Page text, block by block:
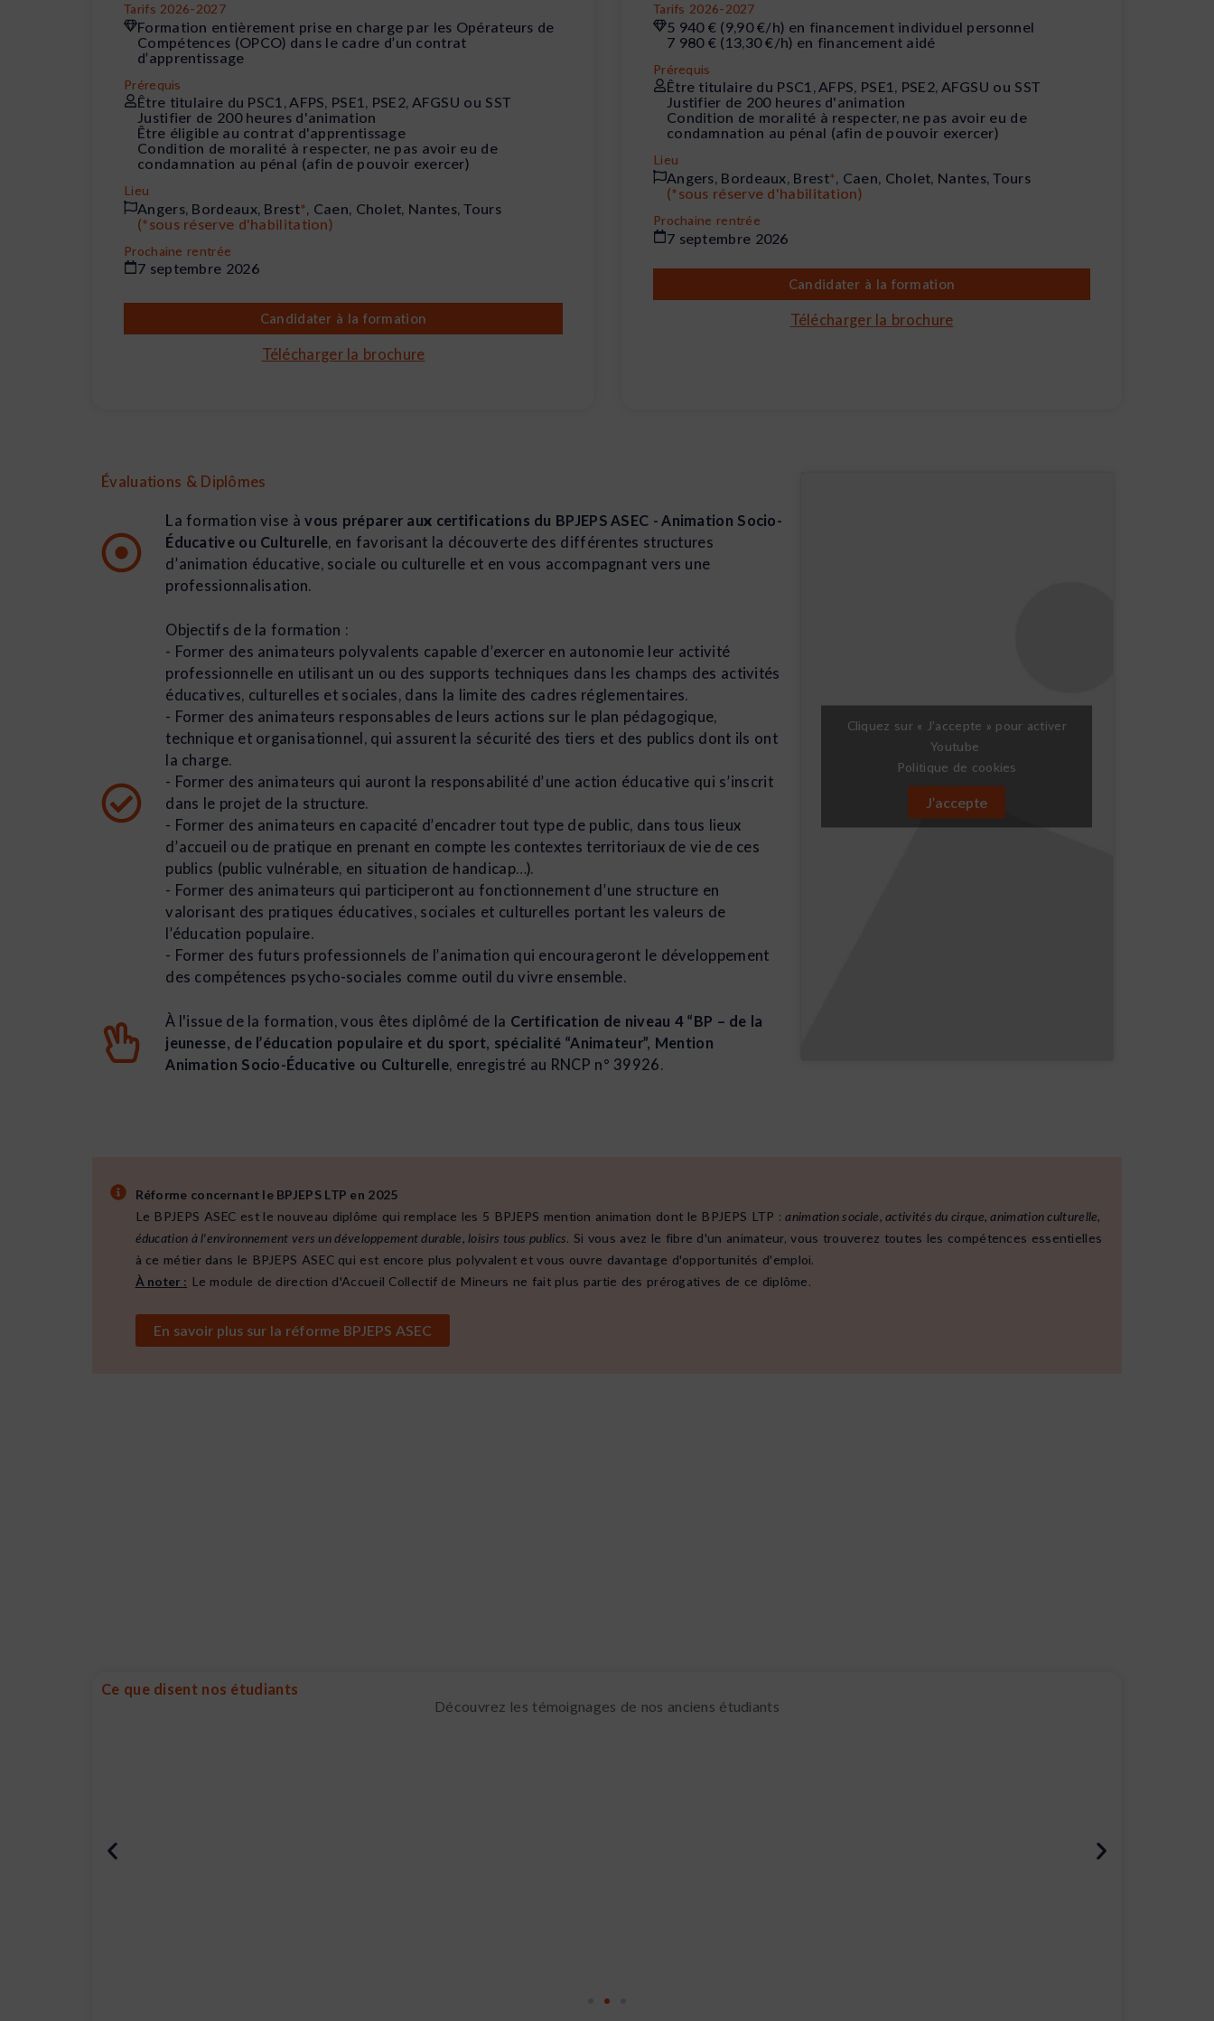
Tarifs 2026-2027
Formation entièrement prise en charge par les Opérateurs de
Compétences (OPCO) dans le cadre d’un contrat
d’apprentissage
Prérequis
Être titulaire du PSC1, AFPS, PSE1, PSE2, AFGSU ou SST
Justifier de 200 heures d'animation
Être éligible au contrat d'apprentissage
Condition de moralité à respecter, ne pas avoir eu de
condamnation au pénal (afin de pouvoir exercer)
Lieu
Angers, Bordeaux, Brest* , Caen, Cholet, Nantes, Tours
(*sous réserve d'habilitation)
Prochaine rentrée
7 septembre 2026
Candidater à la formation
Télécharger la brochure
Tarifs 2026-2027
5 940 € (9,90 €/h) en financement individuel personnel
7 980 € (13,30 €/h) en financement aidé
Prérequis
Être titulaire du PSC1, AFPS, PSE1, PSE2, AFGSU ou SST
Justifier de 200 heures d'animation
Condition de moralité à respecter, ne pas avoir eu de
condamnation au pénal (afin de pouvoir exercer)
Lieu
Angers, Bordeaux, Brest* , Caen, Cholet, Nantes, Tours
(*sous réserve d'habilitation)
Prochaine rentrée
7 septembre 2026
Candidater à la formation
Télécharger la brochure
Évaluations & Diplômes
La formation vise àvous préparer aux certifications du BPJEPS ASEC - Animation Socio-
Éducative ou Culturelle, en favorisant la découverte des différentes structures
d’animation éducative, sociale ou culturelle et en vous accompagnant vers une
professionnalisation.
Objectifs de la formation :
- Former des animateurs polyvalents capable d’exercer en autonomie leur activité
professionnelle en utilisant un ou des supports techniques dans les champs des activités
éducatives, culturelles et sociales, dans la limite des cadres réglementaires.
- Former des animateurs responsables de leurs actions sur le plan pédagogique,
technique et organisationnel, qui assurent la sécurité des tiers et des publics dont ils ont
la charge.
- Former des animateurs qui auront la responsabilité d’une action éducative qui s’inscrit
dans le projet de la structure.
- Former des animateurs en capacité d’encadrer tout type de public, dans tous lieux
d’accueil ou de pratique en prenant en compte les contextes territoriaux de vie de ces
publics (public vulnérable, en situation de handicap…).
- Former des animateurs qui participeront au fonctionnement d’une structure en
valorisant des pratiques éducatives, sociales et culturelles portant les valeurs de
l’éducation populaire.
- Former des futurs professionnels de l’animation qui encourageront le développement
des compétences psycho-sociales comme outil du vivre ensemble.
À l'issue de la formation, vous êtes diplômé de la Certification de niveau 4 “BP – de la
jeunesse, de l’éducation populaire et du sport, spécialité “Animateur”, Mention
Animation Socio-Éducative ou Culturelle, enregistré au RNCP n° 39926.
Cliquez sur « J’accepte » pour activer
Youtube
Politique de cookies
J’accepte
Réforme concernant le BPJEPS LTP en 2025
Le BPJEPS ASEC est le nouveau diplôme qui remplace les 5 BPJEPS mention animation dont le BPJEPS LTP :animation sociale, activités du cirque, animation culturelle,
éducation à l'environnement vers un développement durable, loisirs tous publics. Si vous avez le fibre d'un animateur, vous trouverez toutes les compétences essentielles
à ce métier dans le BPJEPS ASEC qui est encore plus polyvalent et vous ouvre davantage d'opportunités d'emploi.
À noter : Le module de direction d'Accueil Collectif de Mineurs ne fait plus partie des prérogatives de ce diplôme.
En savoir plus sur la réforme BPJEPS ASEC
Ce que disent nos étudiants
Découvrez les témoignages de nos anciens étudiants